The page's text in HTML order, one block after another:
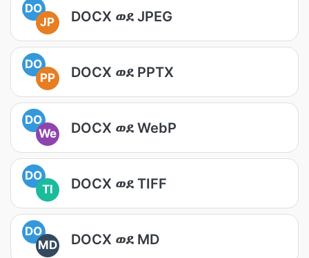
DO
JP
DOCX ወደ JPEG
DO
PP
DOCX ወደ PPTX
DO
We
DOCX ወደ WebP
DO
TI
DOCX ወደ TIFF
DO
MD
DOCX ወደ MD